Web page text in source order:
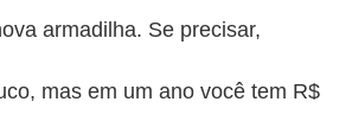
armadilha. Se precisar,
mas em um ano você tem R$